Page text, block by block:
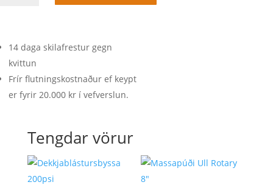
14 daga skilafrestur gegn
kvittun
Frír flutningskostnaður ef keypt
er fyrir 20.000 kr í vefverslun.
Tengdar vörur